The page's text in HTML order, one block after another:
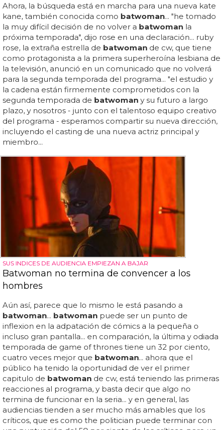
Ahora, la búsqueda está en marcha para una nueva kate
kane, también conocida como batwoman... "he tomado
la muy difícil decisión de no volver a batwoman la
próxima temporada", dijo rose en una declaración... ruby
rose, la extraña estrella de batwoman de cw, que tiene
como protagonista a la primera superheroína lesbiana de
la televisión, anunció en un comunicado que no volverá
para la segunda temporada del programa... "el estudio y
la cadena están firmemente comprometidos con la
segunda temporada de batwoman y su futuro a largo
plazo, y nosotros - junto con el talentoso equipo creativo
del programa - esperamos compartir su nueva dirección,
incluyendo el casting de una nueva actriz principal y
miembro...
SUS INDICES DE AUDIENCIA EMPIEZAN A BAJAR
Batwoman no termina de convencer a los
hombres
Aún así, parece que lo mismo le está pasando a
batwoman... batwoman puede ser un punto de
inflexion en la adpatación de cómics a la pequeña o
incluso gran pantalla... en comparación, la última y odiada
temporada de game of thrones tiene un 32 por ciento,
cuatro veces mejor que batwoman... ahora que el
público ha tenido la oportunidad de ver el primer
capitulo de batwoman de cw, está teniendo las primeras
reacciones al programa, y basta decir que algo no
termina de funcionar en la seria... y en general, las
audiencias tienden a ser mucho más amables que los
críticos, que es como the politician puede terminar con